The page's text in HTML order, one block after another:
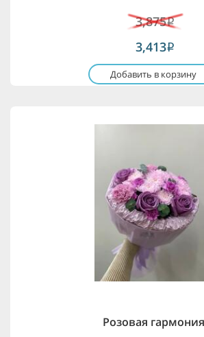
3,875i
3,413i
Добавить в корзину
Розовая гармония